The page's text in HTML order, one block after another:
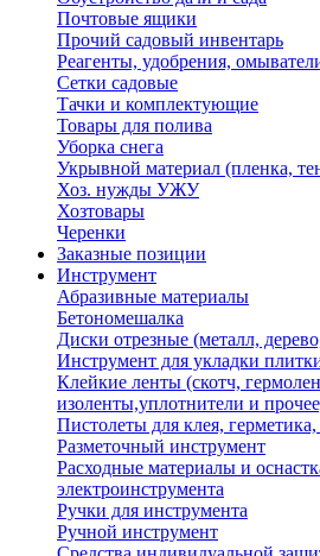
Почтовые ящики
Прочий садовый инвентарь
Реагенты, удобрения,
Сетки садовые
Тачки и комплектующие
Товары для полива
Уборка снега
Укрывной материал (пленка,
Хоз. нужды УЖУ
Хозтовары
Черенки
Заказные позиции
Инструмент
Абразивные материалы
Бетономешалка
Диски отрезные (металл,
Инструмент для укладки
Клейкие ленты (скотч,
изоленты,уплотнители и
Пистолеты для клея,
Разметочный инструмент
Расходные материалы и
электроинструмента
Ручки для инструмента
Ручной инструмент